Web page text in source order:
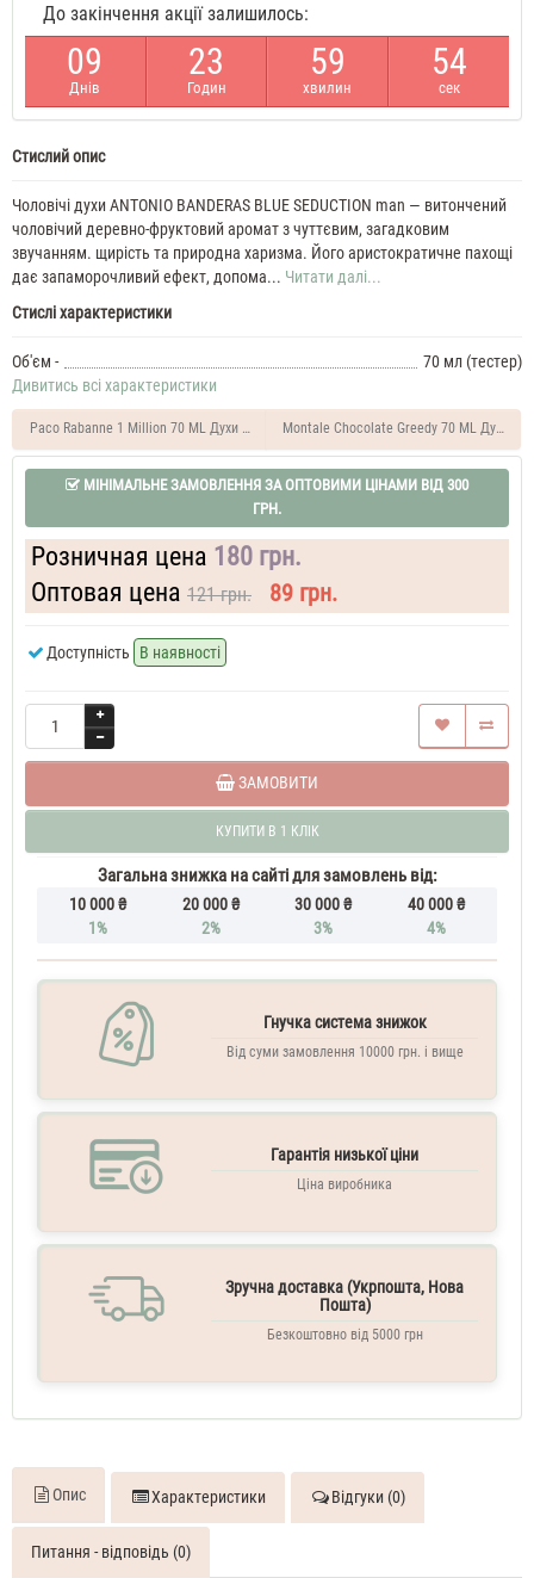
Banderas
Blue
Seduction
ML
чоловічіAntonio
Blue
Seduction
37
ML
чоловічіAntonio
Blue
Seduction
Духи
50
Antonio
Blue
Seduction
ML
чоловічийAntonio
Blue
Seduction
70
Духи
тестер
Antonio
Духи
Banderas
Blue
До закінчення акції залишилось:
09
Днів
23
Годин
59
хвилин
54
сек
Стислий опис
Чоловічі духи ANTONIO BANDERAS BLUE SEDUCTION man — витончений
чоловічий деревно-фруктовий аромат з чуттєвим, загадковим
звучанням. щирість та природна харизма. Його аристократичне пахощі
дає запаморочливий ефект, допома... Читати далі...
Стислі характеристики
Об'єм -
70 мл (тестер)
Дивитись всі характеристики
Paco Rabanne 1 Million 70 ML Духи чоловічі тестерMontale Chocolate Greedy 70 ML Духи
МІНІМАЛЬНЕ ЗАМОВЛЕННЯ ЗА ОПТОВИМИ ЦІНАМИ ВІД 300
ГРН.
Розничная цена 180 грн.
Оптовая цена 121 грн. 89 грн.
Доступність В наявності
ЗАМОВИТИ
КУПИТИ В 1 КЛІК
Загальна знижка на сайті для замовлень від:
10 000 ₴
1%
20 000 ₴
2%
30 000 ₴
3%
40 000 ₴
4%
Гнучка система знижок
Від суми замовлення 10000 грн. і вище
Гарантія низької ціни
Ціна виробника
Зручна доставка (Укрпошта, Нова
Пошта)
Безкоштовно від 5000 грн
Опис Характеристики Відгуки (0)
Питання - відповідь (0)